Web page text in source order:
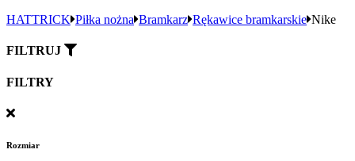
HATTRICK Piłka nożna Bramkarz Rękawice bramkarskie Nike
FILTRUJ
FILTRY
Rozmiar